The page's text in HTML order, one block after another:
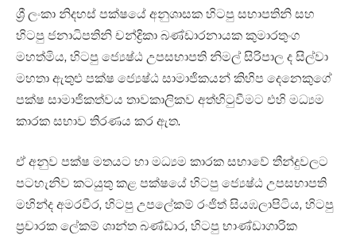
ශ්‍රී ලංකා නිදහස් පක්ෂයේ අනුශාසක හිටපු සභාපතිනි සහ
හිටපු ජනාධිපතිනි චන්ද්‍රිකා බණ්ඩාරනායක කුමාරතුංග
මහත්මිය, හිටපු ජ්‍යෙෂ්ඨ උපසභාපති නිමල් සිරිපාල ද සිල්වා
මහතා ඇතුළු පක්ෂ ජ්‍යෙෂ්ඨ සාමාජිකයන් කිහිප දෙනෙකුගේ
පක්ෂ සාමාජිකත්වය තාවකාලිකව අත්හිටුවීමට එහි මධ්‍යම
කාරක සභාව තිරණය කර ඇත.
ඒ අනුව පක්ෂ මතයට හා මධ්‍යම කාරක සභාවේ තීන්දුවලට
පටහැනිව කටයුතු කළ පක්ෂයේ හිටපු ජ්‍යෙෂ්ඨ උපසභාපති
මහින්ද අමරවීර, හිටපු උපලේකම් රංජිත් සියඹලාපිටිය, හිටපු
ප්‍රචාරක ලේකම් ශාන්ත බණ්ඩාර, හිටපු භාණ්ඩාගාරික